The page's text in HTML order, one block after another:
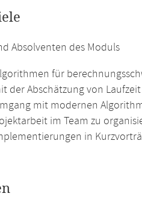
Absolventen des Moduls
für
der Abschätzung von
mit modernen
im Team zu
in